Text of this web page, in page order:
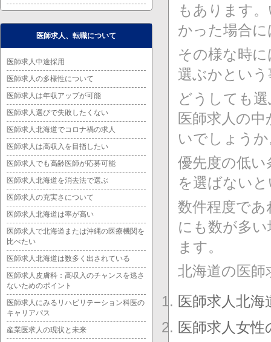
もあります
かった場合
その様な時
選ぶかとい
どうしても
医師求人の
いでしょう
優先度の低
を選ばない
数件程度で
にも数が多
ます。
北海道の医師
医師求人北
医師求人女
医師求人、転職について
医師求人中途採用
医師求人の多様性について
医師求人は年収アップが可能
医師求人選びで失敗したくない
医師求人北海道でコロナ禍の求人
医師求人は高収入を目指したい
医師求人でも高齢医師が応募可能
医師求人北海道を消去法で選ぶ
医師求人の充実さについて
医師求人北海道は率が高い
医師求人で北海道または沖縄の医療機関を
比べたい
医師求人北海道は数多く出されている
医師求人皮膚科：高収入のチャンスを逃さ
ないためのポイント
医師求人にみるリハビリテーション科医の
キャリアパス
産業医求人の現状と未来